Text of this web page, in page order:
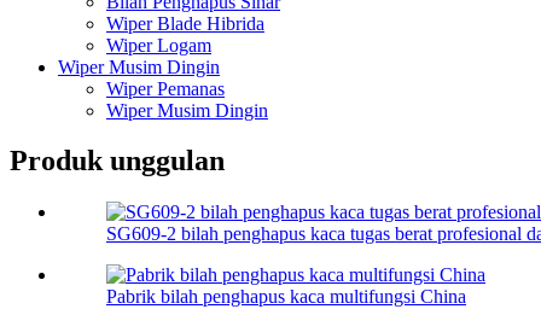
Wiper Blade Hibrida
Wiper Logam
Wiper Musim Dingin
Wiper Pemanas
Wiper Musim Dingin
Produk unggulan
SG609-2 bilah penghapus kaca tugas berat profesional
Pabrik bilah penghapus kaca multifungsi China